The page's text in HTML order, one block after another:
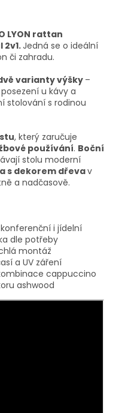
LYON rattan
Jedná se o ideální
či zahradu.
varianty výšky –
u kávy a
stolování s rodinou
, který zaručuje
používání. Boční
stolu moderní
s dekorem dřevav
a nadčasově.
i jídelní
dle potřeby
montáž
a UV záření
cappuccino
ashwood